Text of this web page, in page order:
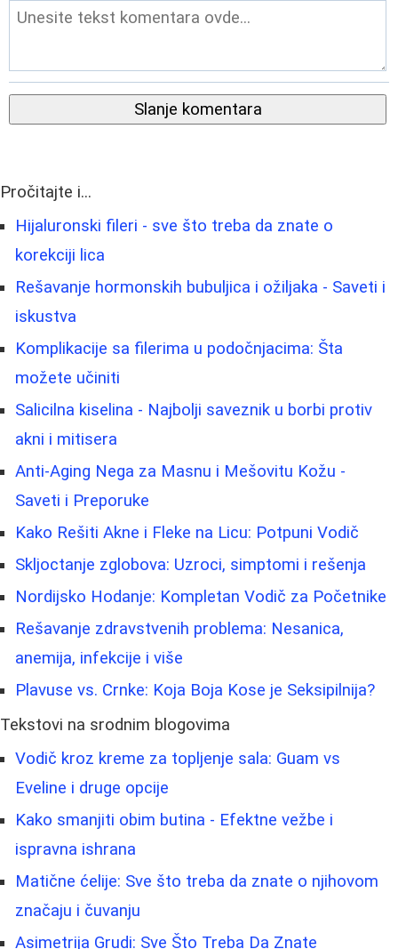
Slanje komentara
Pročitajte i...
Hijaluronski fileri - sve što treba da znate o
korekciji lica
Rešavanje hormonskih bubuljica i ožiljaka - Saveti i
iskustva
Komplikacije sa filerima u podočnjacima: Šta
možete učiniti
Salicilna kiselina - Najbolji saveznik u borbi protiv
akni i mitisera
Anti-Aging Nega za Masnu i Mešovitu Kožu -
Saveti i Preporuke
Kako Rešiti Akne i Fleke na Licu: Potpuni Vodič
Skljoctanje zglobova: Uzroci, simptomi i rešenja
Nordijsko Hodanje: Kompletan Vodič za Početnike
Rešavanje zdravstvenih problema: Nesanica,
anemija, infekcije i više
Plavuse vs. Crnke: Koja Boja Kose je Seksipilnija?
Tekstovi na srodnim blogovima
Vodič kroz kreme za topljenje sala: Guam vs
Eveline i druge opcije
Kako smanjiti obim butina - Efektne vežbe i
ispravna ishrana
Matične ćelije: Sve što treba da znate o njihovom
značaju i čuvanju
Asimetrija Grudi: Sve Što Treba Da Znate